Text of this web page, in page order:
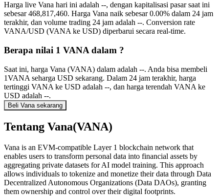
Harga live Vana hari ini adalah --, dengan kapitalisasi pasar saat ini
sebesar 468,817,460. Harga Vana naik sebesar 0.00% dalam 24 jam
terakhir, dan volume trading 24 jam adalah --. Conversion rate
VANA/USD (VANA ke USD) diperbarui secara real-time.
Berapa nilai 1 VANA dalam ?
Saat ini, harga Vana (VANA) dalam adalah --. Anda bisa membeli
1VANA seharga USD sekarang. Dalam 24 jam terakhir, harga
tertinggi VANA ke USD adalah --, dan harga terendah VANA ke
USD adalah --.
Beli Vana sekarang
Tentang Vana(VANA)
Vana is an EVM-compatible Layer 1 blockchain network that
enables users to transform personal data into financial assets by
aggregating private datasets for AI model training. This approach
allows individuals to tokenize and monetize their data through Data
Decentralized Autonomous Organizations (Data DAOs), granting
them ownership and control over their digital footprints.